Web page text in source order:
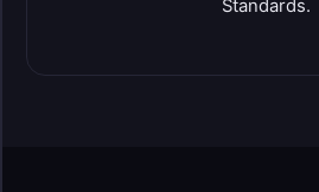
Standards.